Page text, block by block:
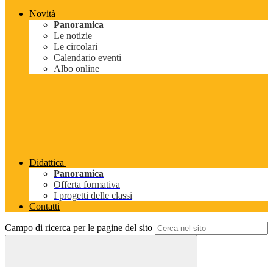
Novità
Panoramica
Le notizie
Le circolari
Calendario eventi
Albo online
Didattica
Panoramica
Offerta formativa
I progetti delle classi
Contatti
Campo di ricerca per le pagine del sito